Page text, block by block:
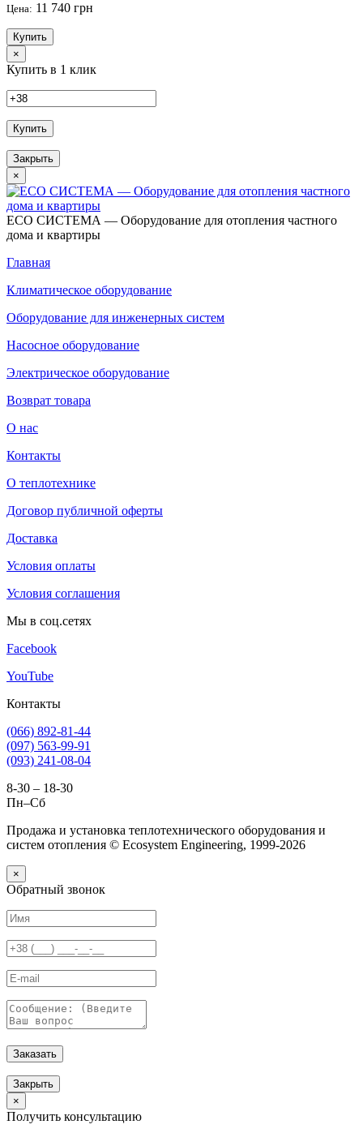
Цена: 11 740 грн
Купить
×
Купить в 1 клик
Купить
Закрыть
×
ECO СИСТЕМА — Оборудование для отопления частного
дома и квартиры
Главная
Климатическое оборудование
Оборудование для инженерных систем
Насосное оборудование
Электрическое оборудование
Возврат товара
О нас
Контакты
О теплотехнике
Договор публичной оферты
Доставка
Условия оплаты
Условия соглашения
Мы в соц.сетях
Facebook
YouTube
Контакты
(066) 892-81-44
(097) 563-99-91
(093) 241-08-04
8-30 – 18-30
Пн–Сб
Продажа и установка теплотехнического оборудования и
систем отопления © Ecosystem Engineering, 1999-2026
×
Обратный звонок
Заказать
Закрыть
×
Получить консультацию